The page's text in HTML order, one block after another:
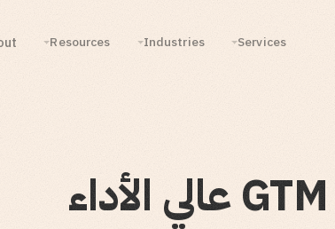
Services
Industries
Resources
بناء محرك مبيعات GTM عالي الأداء